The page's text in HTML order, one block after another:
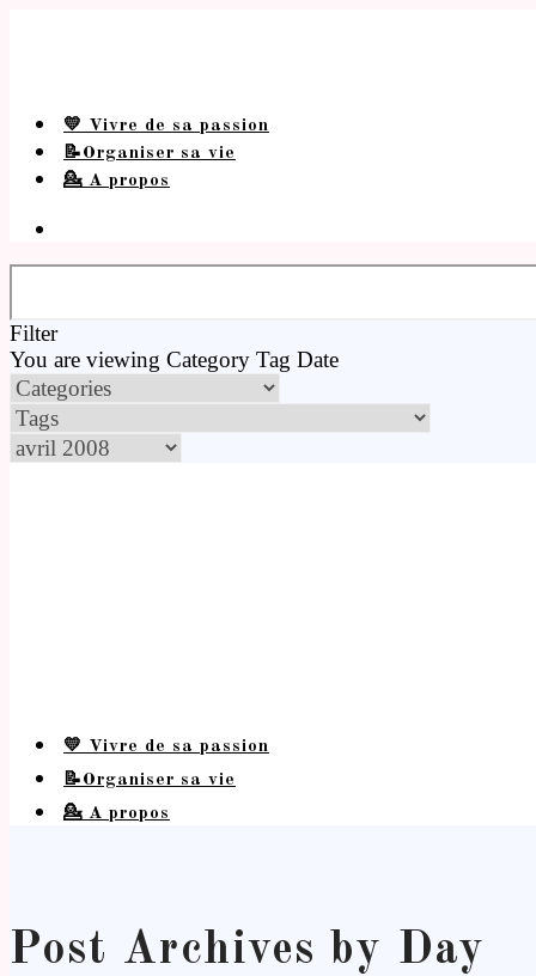
💛 Vivre de sa passion
📝Organiser sa vie
💁 A propos
Filter
You are viewing Category Tag Date
💛 Vivre de sa passion
📝Organiser sa vie
💁 A propos
Post Archives by Day